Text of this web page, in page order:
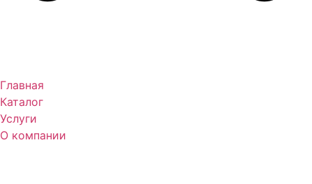
Главная
Каталог
Услуги
О компании